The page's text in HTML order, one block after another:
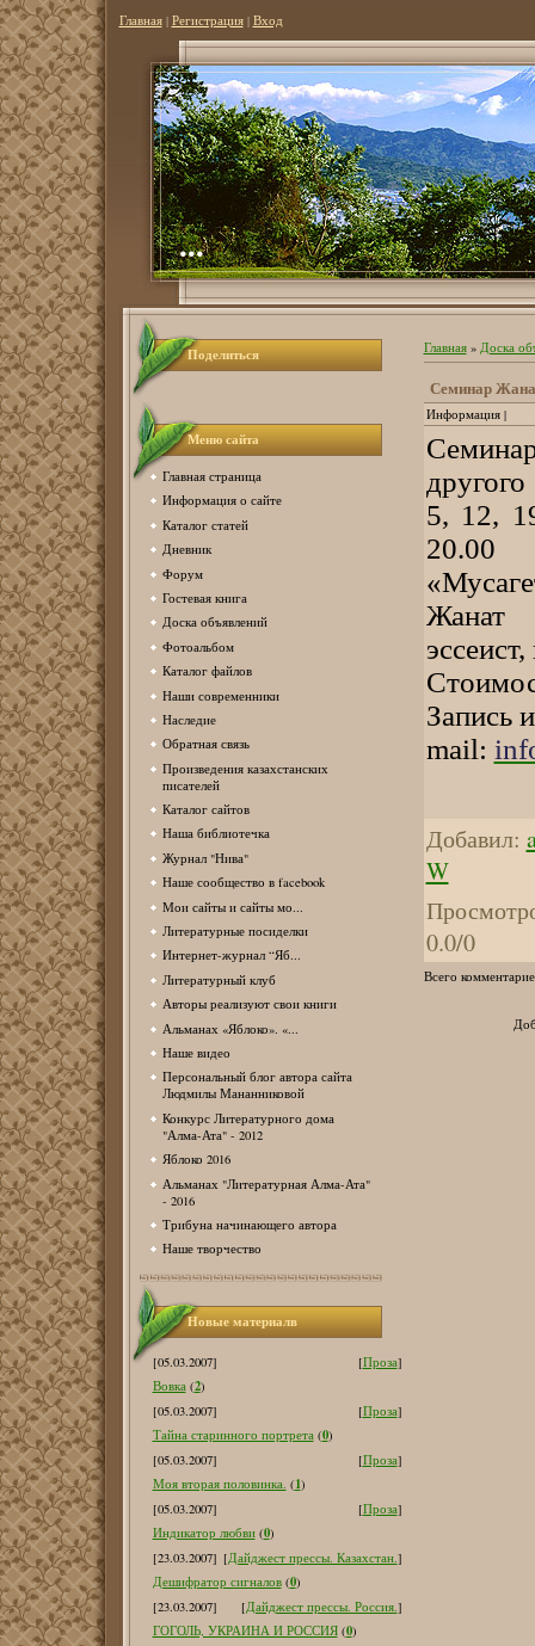
Главная| Регистрация| Вход
...
Поделиться
Меню сайта
Главная страница
Информация о сайте
Каталог статей
Дневник
Форум
Гостевая книга
Доска объявлений
Фотоальбом
Каталог файлов
Наши современники
Наследие
Обратная связь
Произведения казахстанских
писателей
Каталог сайтов
Наша библиотечка
Журнал "Нива"
Наше сообщество в facebook
Мои сайты и сайты мо...
Литературные посиделки
Интернет-журнал “Яб...
Литературный клуб
Авторы реализуют свои книги
Альманах «Яблоко». «...
Наше видео
Персональный блог автора сайта
Людмилы Мананниковой
Конкурс Литературного дома
"Алма-Ата" - 2012
Яблоко 2016
Альманах "Литературная Алма-Ата"
- 2016
Трибуна начинающего автора
Наше творчество
Новые материалв
[05.03.2007] [Проза]
Вовка (2)
[05.03.2007]
[Проза]
Тайна старинного портрета (0)
[05.03.2007]
[Проза]
Моя вторая половинка. (1)
[05.03.2007]
[Проза]
Индикатор любви (0)
[23.03.2007] [Дайджест прессы. Казахстан.]
Дешифратор сигналов (0)
[23.03.2007]
[Дайджест прессы. Россия.]
ГОГОЛЬ, УКРАИНА И РОССИЯ (0)
Главная» Доска
Семинар
Информация |
5, 12,
20.00
Жанат
Запись
mail:
Добавил:
W
0.0/0
Всего